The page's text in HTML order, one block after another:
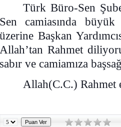
Türk Büro-Sen
Sen camiasında
üzerine Başkan
Allah’tan Rahmet
sabır ve camiamıza
Allah(C.C.) Rahmet